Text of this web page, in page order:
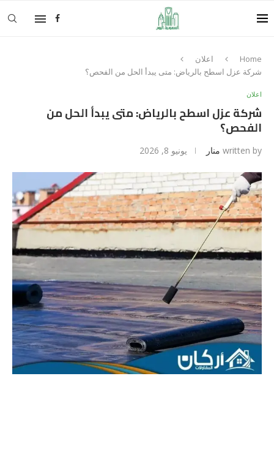
Home
اعلان
شركة عزل اسطح بالرياض: متى يبدأ الحل من الفحص؟
اعلان
شركة عزل اسطح بالرياض: متى يبدأ الحل من
الفحص؟
written by منار يونيو 8, 2026